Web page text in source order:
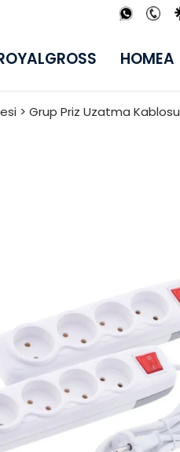
HOMEA
> Grup Priz Uzatma Kablosu